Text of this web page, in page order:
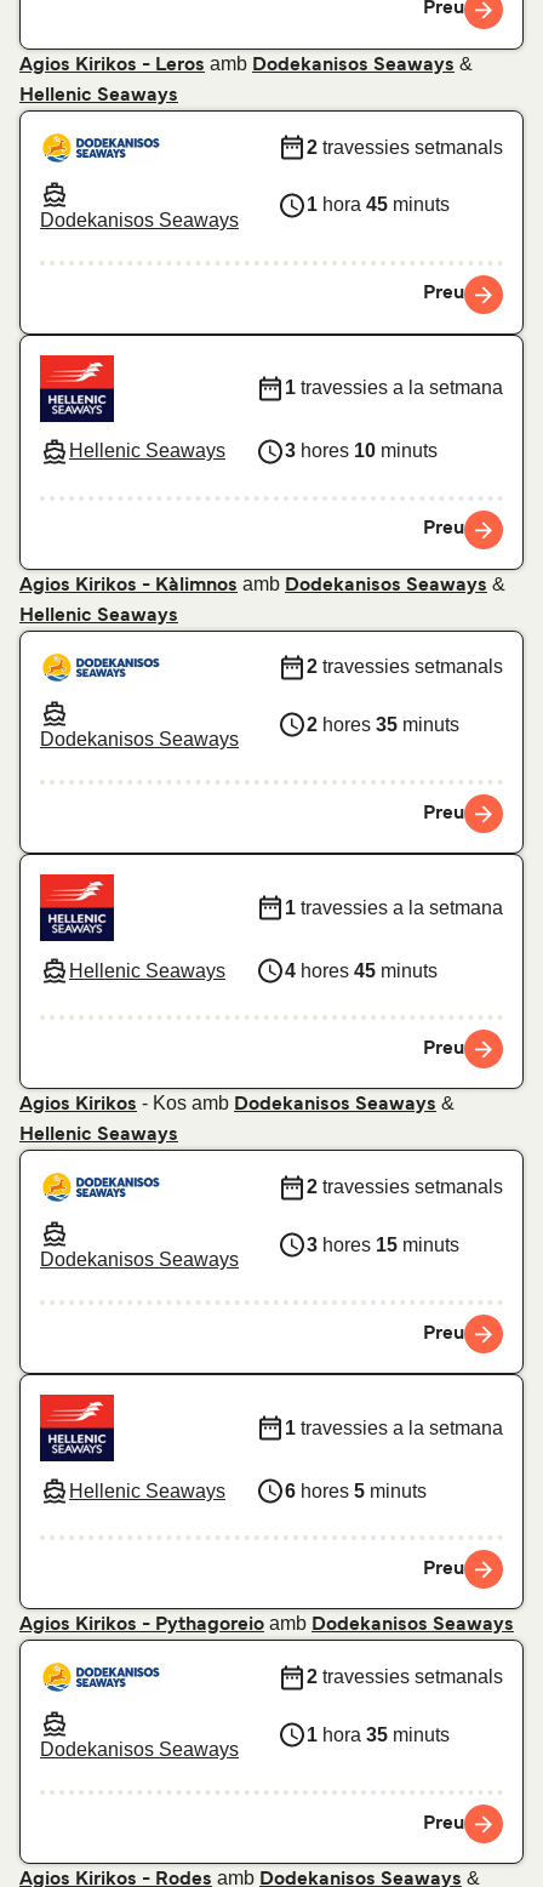
Preu
Agios Kirikos - Leros amb Dodekanisos Seaways &
Hellenic Seaways
Dodekanisos Seaways
2 travessies setmanals
1 hora 45 minuts
Preu
Hellenic Seaways
1 travessies a la setmana
3 hores 10 minuts
Preu
Agios Kirikos - Kàlimnos amb Dodekanisos Seaways &
Hellenic Seaways
Dodekanisos Seaways
2 travessies setmanals
2 hores 35 minuts
Preu
Hellenic Seaways
1 travessies a la setmana
4 hores 45 minuts
Preu
Agios Kirikos - Kos amb Dodekanisos Seaways &
Hellenic Seaways
Dodekanisos Seaways
2 travessies setmanals
3 hores 15 minuts
Preu
Hellenic Seaways
1 travessies a la setmana
6 hores 5 minuts
Preu
Agios Kirikos - Pythagoreio amb Dodekanisos Seaways
Dodekanisos Seaways
2 travessies setmanals
1 hora 35 minuts
Preu
Agios Kirikos - Rodes amb Dodekanisos Seaways &